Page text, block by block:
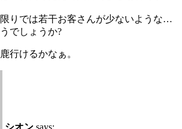
りでは若干お客さんが少ないような…
でしょうか?
行けるかなぁ。
シオン says: